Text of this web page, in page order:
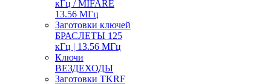
кГц / MIFARE
13.56 МГц
Заготовки ключей
БРАСЛЕТЫ 125
кГц | 13.56 МГц
Ключи
ВЕЗДЕХОДЫ
Заготовки TKRF